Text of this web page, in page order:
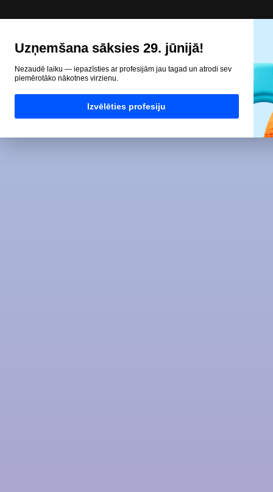
Uzņemšana sāksies 29. jūnijā!
Nezaudē laiku — iepazīsties ar profesijām jau tagad un atrodi sev
piemērotāko nākotnes virzienu.
Izvēlēties profesiju